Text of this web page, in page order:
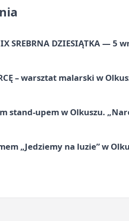
SREBRNA DZIESIĄTKA — 5
– warsztat malarski w
stand-upem w Olkuszu.
„Jedziemy na luzie” w